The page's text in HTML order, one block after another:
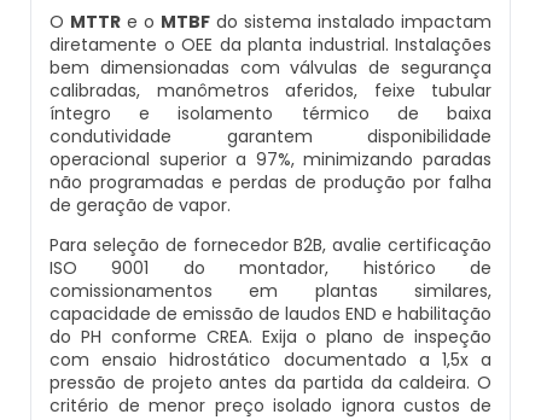
Controle E Automação De Caldeiras
Curso De Segurança Na Operação De Caldeiras
Curso Operação De Caldeira
Curso Treinamento De Segurança Na Operação
De Caldeiras
Economizador Para Caldeiras
Empresa De Serviços Caldeiraria
Inspeção Inicial Em Caldeiras
Inspeção Nas Caldeiras
Inspeção Periodica Em Caldeiras
Manutenção E Inspeção De Caldeiras
Plano De Inspeção De Caldeiras
Prestadores De Serviços Em Inspeção De
Caldeiras
Montagem De Caldeiras A Pellets
Montagem De Caldeiras De Aquecimento
Montagem De Caldeiras Empresa
Preço Montagem De Caldeira A Gás
Preço Montagem De Caldeira A Lenha
Preço Montagem De Caldeira A Vapor
Fabrica De Caldeira A Vapor
Fabricante De Caldeira A Vapor
Ferro Com Caldeira A Vapor
Fornecedor De Caldeira A Vapor
Onde Comprar Caldeira A Vapor
Peças Para Caldeira A Vapor
Queimador Para Caldeira A Gás
Serviço De Manutenção Caldeira A Gás
Valor Caldeira A Gás
Venda Caldeira A Gás
Peças De Caldeiras
Melhor Caldeira Gás Natural
O MTTR e o MTBF do sistema instalado impactam
diretamente o OEE da planta industrial. Instalações
bem dimensionadas com válvulas de segurança
calibradas, manômetros aferidos, feixe tubular
íntegro e isolamento térmico de baixa
condutividade garantem disponibilidade
operacional superior a 97%, minimizando paradas
não programadas e perdas de produção por falha
de geração de vapor.
Para seleção de fornecedor B2B, avalie certificação
ISO 9001 do montador, histórico de
comissionamentos em plantas similares,
capacidade de emissão de laudos END e habilitação
do PH conforme CREA. Exija o plano de inspeção
com ensaio hidrostático documentado a 1,5x a
pressão de projeto antes da partida da caldeira. O
critério de menor preço isolado ignora custos de